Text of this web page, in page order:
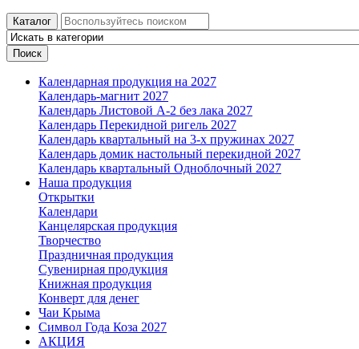
Каталог
Поиск
Календарная продукция на 2027
Календарь-магнит 2027
Календарь Листовой А-2 без лака 2027
Календарь Перекидной ригель 2027
Календарь квартальный на 3-х пружинах 2027
Календарь домик настольный перекидной 2027
Календарь квартальный Одноблочный 2027
Наша продукция
Открытки
Календари
Канцелярская продукция
Творчество
Праздничная продукция
Сувенирная продукция
Книжная продукция
Конверт для денег
Чаи Крыма
Символ Года Коза 2027
АКЦИЯ